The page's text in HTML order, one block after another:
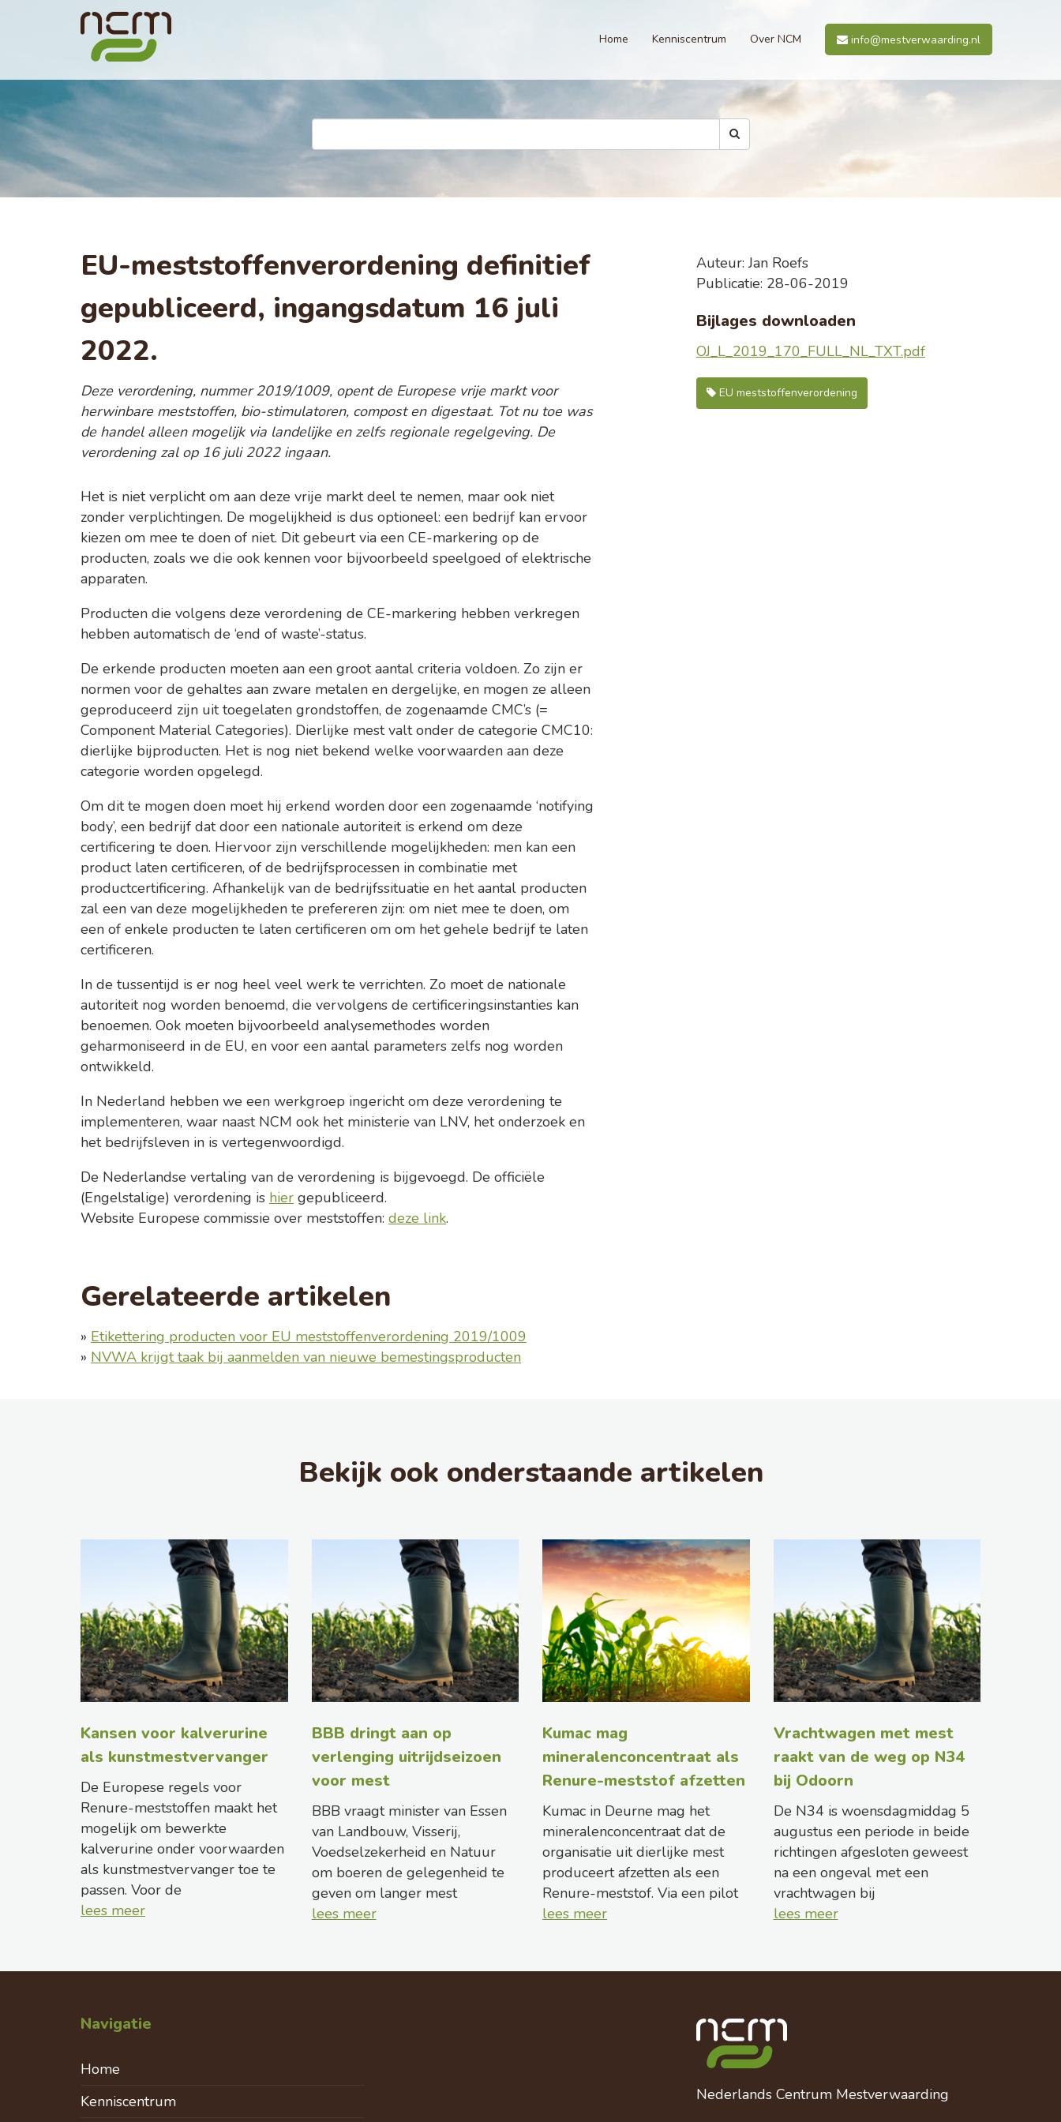
Home Kenniscentrum Over NCM info@mestverwaarding.nl
EU-meststoffenverordening definitief
gepubliceerd, ingangsdatum 16 juli
2022.
Deze verordening, nummer 2019/1009, opent de Europese vrije markt voor
herwinbare meststoffen, bio-stimulatoren, compost en digestaat. Tot nu toe was
de handel alleen mogelijk via landelijke en zelfs regionale regelgeving. De
verordening zal op 16 juli 2022 ingaan.
Het is niet verplicht om aan deze vrije markt deel te nemen, maar ook niet
zonder verplichtingen. De mogelijkheid is dus optioneel: een bedrijf kan ervoor
kiezen om mee te doen of niet. Dit gebeurt via een CE-markering op de
producten, zoals we die ook kennen voor bijvoorbeeld speelgoed of elektrische
apparaten.
Producten die volgens deze verordening de CE-markering hebben verkregen
hebben automatisch de ‘end of waste’-status.
De erkende producten moeten aan een groot aantal criteria voldoen. Zo zijn er
normen voor de gehaltes aan zware metalen en dergelijke, en mogen ze alleen
geproduceerd zijn uit toegelaten grondstoffen, de zogenaamde CMC’s (=
Component Material Categories). Dierlijke mest valt onder de categorie CMC10:
dierlijke bijproducten. Het is nog niet bekend welke voorwaarden aan deze
categorie worden opgelegd.
Om dit te mogen doen moet hij erkend worden door een zogenaamde ‘notifying
body’, een bedrijf dat door een nationale autoriteit is erkend om deze
certificering te doen. Hiervoor zijn verschillende mogelijkheden: men kan een
product laten certificeren, of de bedrijfsprocessen in combinatie met
productcertificering. Afhankelijk van de bedrijfssituatie en het aantal producten
zal een van deze mogelijkheden te prefereren zijn: om niet mee te doen, om
een of enkele producten te laten certificeren om om het gehele bedrijf te laten
certificeren.
In de tussentijd is er nog heel veel werk te verrichten. Zo moet de nationale
autoriteit nog worden benoemd, die vervolgens de certificeringsinstanties kan
benoemen. Ook moeten bijvoorbeeld analysemethodes worden
geharmoniseerd in de EU, en voor een aantal parameters zelfs nog worden
ontwikkeld.
In Nederland hebben we een werkgroep ingericht om deze verordening te
implementeren, waar naast NCM ook het ministerie van LNV, het onderzoek en
het bedrijfsleven in is vertegenwoordigd.
De Nederlandse vertaling van de verordening is bijgevoegd. De officiële
(Engelstalige) verordening is hier gepubliceerd.
Website Europese commissie over meststoffen: deze link.
Gerelateerde artikelen
» Etikettering producten voor EU meststoffenverordening 2019/1009
» NVWA krijgt taak bij aanmelden van nieuwe bemestingsproducten
Auteur: Jan Roefs
Publicatie: 28-06-2019
Bijlages downloaden
OJ_L_2019_170_FULL_NL_TXT.pdf
EU meststoffenverordening
Bekijk ook onderstaande artikelen
Kansen voor kalverurine
als kunstmestvervanger
De Europese regels voor
Renure-meststoffen maakt het
mogelijk om bewerkte
kalverurine onder voorwaarden
als kunstmestvervanger toe te
passen. Voor de
lees meer
BBB dringt aan op
verlenging uitrijdseizoen
voor mest
BBB vraagt minister van Essen
van Landbouw, Visserij,
Voedselzekerheid en Natuur
om boeren de gelegenheid te
geven om langer mest
lees meer
Kumac mag
mineralenconcentraat als
Renure-meststof afzetten
Kumac in Deurne mag het
mineralenconcentraat dat de
organisatie uit dierlijke mest
produceert afzetten als een
Renure-meststof. Via een pilot
lees meer
Vrachtwagen met mest
raakt van de weg op N34
bij Odoorn
De N34 is woensdagmiddag 5
augustus een periode in beide
richtingen afgesloten geweest
na een ongeval met een
vrachtwagen bij
lees meer
Navigatie
Home
Kenniscentrum
Nederlands Centrum Mestverwaarding